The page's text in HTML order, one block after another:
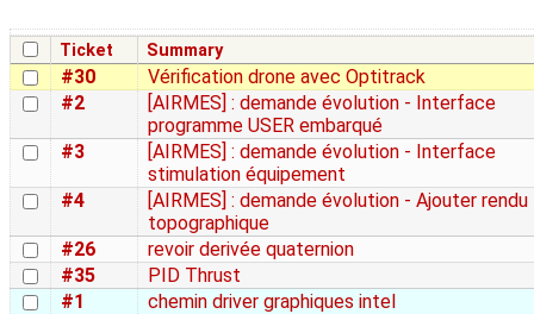
Ticket Summary
#30
Vérification drone avec Optitrack
#2
[AIRMES] : demande évolution - Interface
programme USER embarqué
#3
[AIRMES] : demande évolution - Interface
stimulation équipement
#4
[AIRMES] : demande évolution - Ajouter rendu
topographique
#26
revoir derivée quaternion
#35
PID Thrust
#1
chemin driver graphiques intel